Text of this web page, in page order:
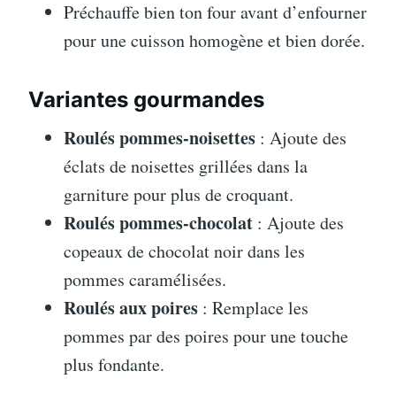
Préchauffe bien ton four avant d’enfourner
pour une cuisson homogène et bien dorée.
Variantes gourmandes
Roulés pommes-noisettes : Ajoute des
éclats de noisettes grillées dans la
garniture pour plus de croquant.
Roulés pommes-chocolat : Ajoute des
copeaux de chocolat noir dans les
pommes caramélisées.
Roulés aux poires : Remplace les
pommes par des poires pour une touche
plus fondante.